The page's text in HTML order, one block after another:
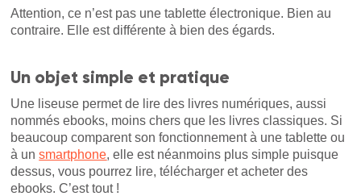
Attention, ce n’est pas une tablette électronique. Bien au
contraire. Elle est différente à bien des égards.
Un objet simple et pratique
Une liseuse permet de lire des livres numériques, aussi
nommés ebooks, moins chers que les livres classiques. Si
beaucoup comparent son fonctionnement à une tablette ou
à unsmartphone, elle est néanmoins plus simple puisque
dessus, vous pourrez lire, télécharger et acheter des
ebooks. C’est tout !